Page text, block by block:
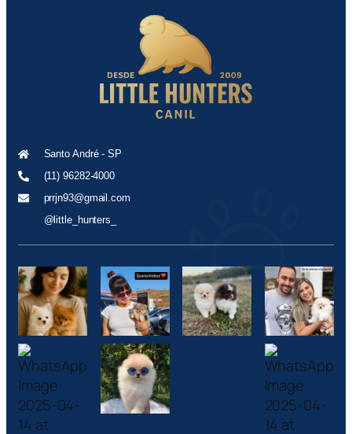
Santo André - SP
(11) 96282-4000
prrjn93@gmail.com
@little_hunters_